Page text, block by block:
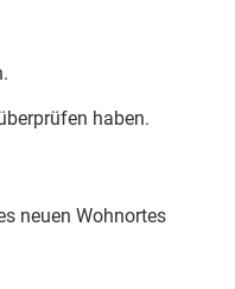
haben.
neuen Wohnortes